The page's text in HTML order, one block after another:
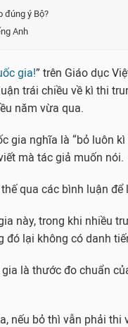
đúng ý Bộ?
Anh
gia!” trên Giáo dục
trái chiều về kì thi
năm vừa qua.
gia nghĩa là “bỏ luôn
mà tác giả muốn nói.
qua các bình luận
này, trong khi nhiều
lại không có danh
là thước đo chuẩn
nếu bỏ thì vẫn phải